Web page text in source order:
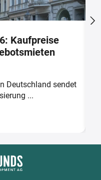
Kaufpreise
Deutschland sendet
...